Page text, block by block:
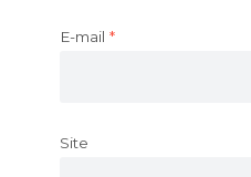
E-mail *
Site